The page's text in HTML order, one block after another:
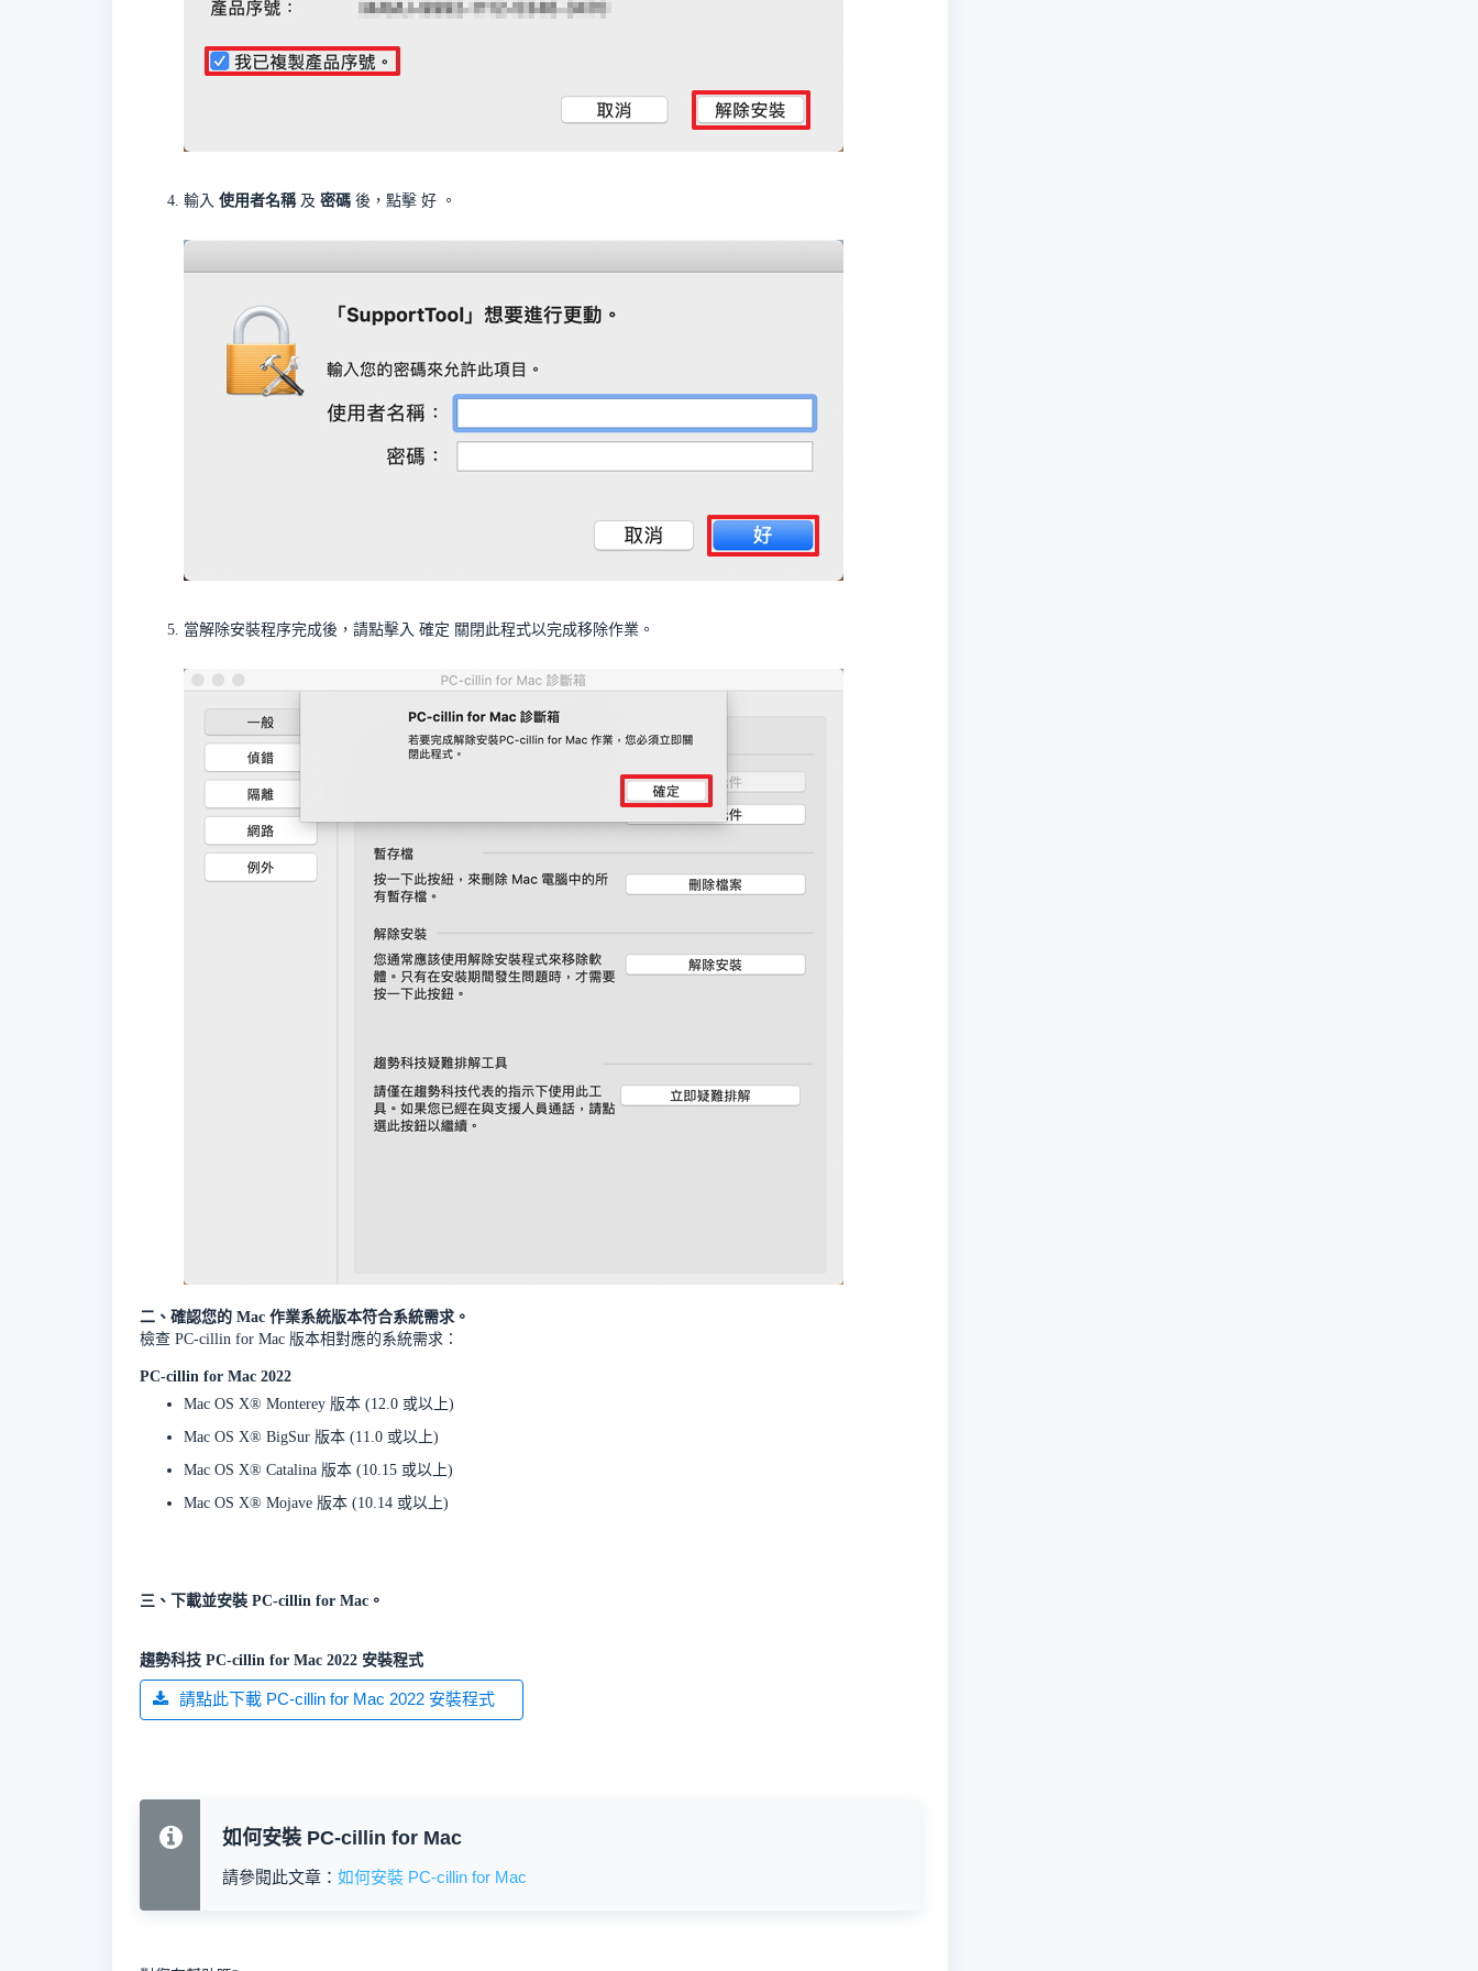
輸入 使用者名稱 及 密碼 後，點擊 好 。
當解除安裝程序完成後，請點擊入 確定 關閉此程式以完成移除作業。
二、確認您的 Mac 作業系統版本符合系統需求。
檢查 PC-cillin for Mac 版本相對應的系統需求：
PC-cillin for Mac 2022
Mac OS X® Monterey 版本 (12.0 或以上)
Mac OS X® BigSur 版本 (11.0 或以上)
Mac OS X®️ Catalina 版本 (10.15 或以上)
Mac OS X®️ Mojave 版本 (10.14 或以上)
三、下載並安裝 PC-cillin for Mac。
趨勢科技 PC-cillin for Mac 2022 安裝程式
請點此下載 PC-cillin for Mac 2022 安裝程式
如何安裝 PC-cillin for Mac
請參閱此文章： 如何安裝 PC-cillin for Mac